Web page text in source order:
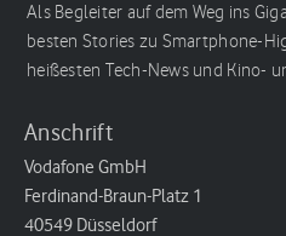
Als Begleiter auf dem Weg ins
besten Stories zu Smartphone-
heißesten Tech-News und Kino-
Anschrift
Vodafone GmbH
Ferdinand-Braun-Platz 1
40549 Düsseldorf